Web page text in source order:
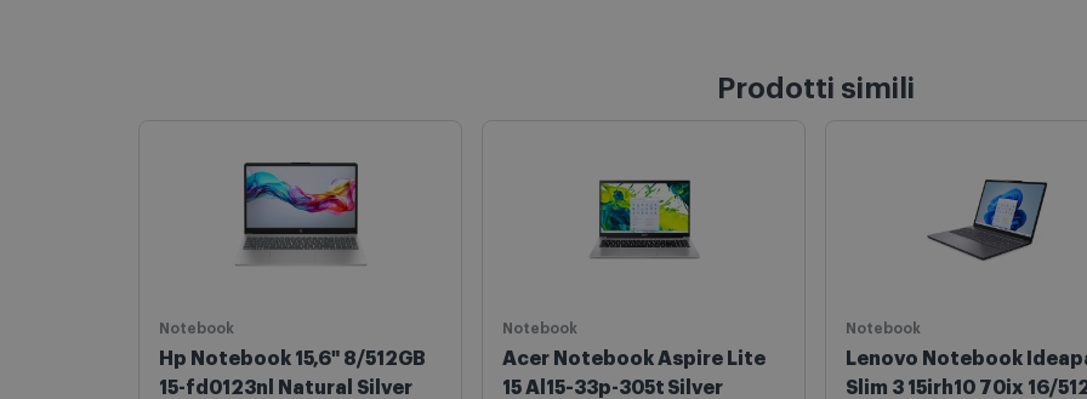
Prodotti simili
Notebook
Hp Notebook 15,6" 8/512GB
15-fd0123nl Natural Silver
Notebook
Acer Notebook Aspire Lite
15 Al15-33p-305t Silver
Notebook
Lenovo Notebook
Slim 3 15irh10 70ix 16/